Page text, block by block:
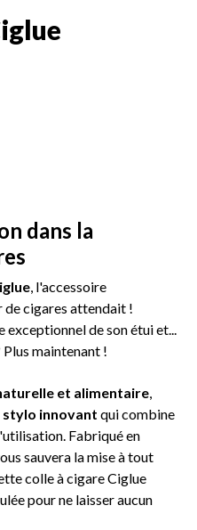
dans la
, l'accessoire
de cigares attendait !
exceptionnel de son étui et...
maintenant !
et alimentaire,
innovant qui combine
Fabriqué en
sauvera la mise à tout
colle à cigare Ciglue
pour ne laisser aucun